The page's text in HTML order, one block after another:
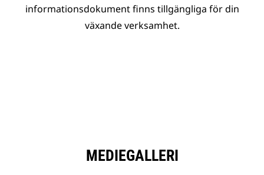
informationsdokument finns tillgängliga för din
växande verksamhet.
MEDIEGALLERI